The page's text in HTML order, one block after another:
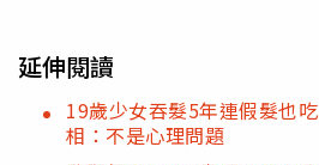
延伸閱讀
19歲少女吞髮5年連假髮也
相：不是心理問題